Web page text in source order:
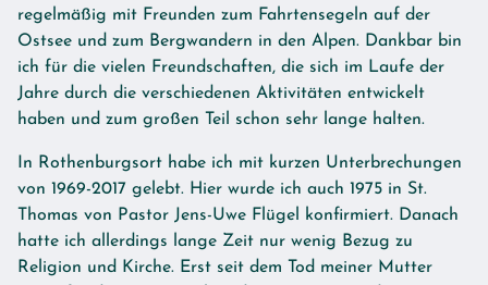
regelmäßig mit Freunden zum Fahrtensegeln auf der
Ostsee und zum Bergwandern in den Alpen. Dankbar bin
ich für die vielen Freundschaften, die sich im Laufe der
Jahre durch die verschiedenen Aktivitäten entwickelt
haben und zum großen Teil schon sehr lange halten.
In Rothenburgsort habe ich mit kurzen Unterbrechungen
von 1969-2017 gelebt. Hier wurde ich auch 1975 in St.
Thomas von Pastor Jens-Uwe Flügel konfirmiert. Danach
hatte ich allerdings lange Zeit nur wenig Bezug zu
Religion und Kirche. Erst seit dem Tod meiner Mutter